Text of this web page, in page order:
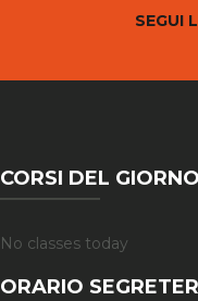
SEGUI
CORSI DEL GIORNO
No classes today
ORARIO